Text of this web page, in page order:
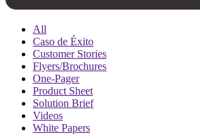
All
Caso de Éxito
Customer Stories
Flyers/Brochures
One-Pager
Product Sheet
Solution Brief
Videos
White Papers